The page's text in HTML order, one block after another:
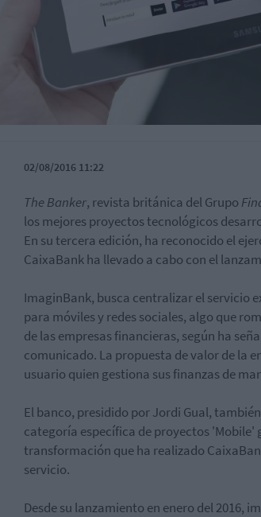
02/08/2016 11:22
The Banker, revista británica del Grupo
los mejores proyectos tecnológicos
En su tercera edición, ha reconocido el
CaixaBank ha llevado a cabo con el
ImaginBank, busca centralizar el servicio
para móviles y redes sociales, algo que
de las empresas financieras, según ha
comunicado. La propuesta de valor de la
usuario quien gestiona sus finanzas de
El banco, presidido por Jordi Gual,
categoría específica de proyectos 'Mobile'
transformación que ha realizado
servicio.
Desde su lanzamiento en enero del 2016,